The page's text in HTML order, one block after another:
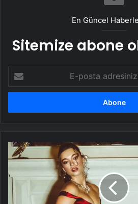
En Güncel
Sitemize abone
posta
adresinizi
Afra
Saraçoğlu'nun
dudak
uçuklattı!